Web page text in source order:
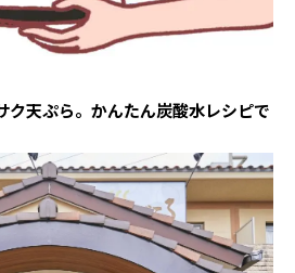
ク天ぷら。かんたん炭酸水レシピで